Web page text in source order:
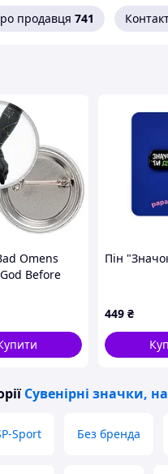
продавця 741
Omens
Before
Пін
449 ₴
Сувенірні значки,
Sport Без бренда